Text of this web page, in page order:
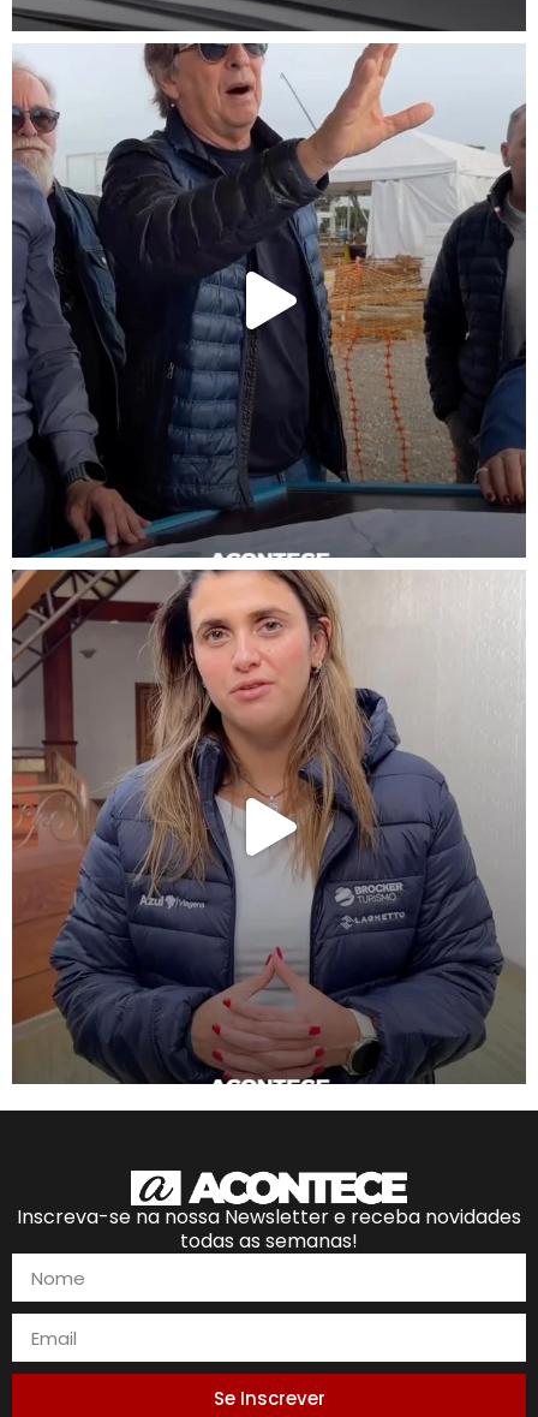
Inscreva-se na nossa Newsletter e receba novidades
todas as semanas!
Se Inscrever